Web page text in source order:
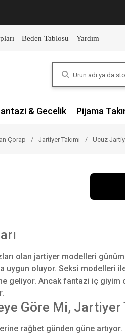
Beden Tablosu Yardım
& Gecelik Pijama
Çorap Jartiyer Takımı Ucuz
olan jartiyer modelleri
uygun oluyor. Seksi modelleri
geliyor. Ancak fantazi iç giyim
Göre Mi, Jartiyer
rağbet günden güne artıyor.